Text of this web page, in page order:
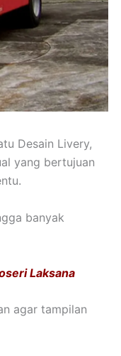
Desain Livery,
yang bertujuan
banyak
Laksana
agar tampilan